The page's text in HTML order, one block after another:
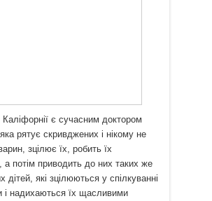
є сучасним доктором
рятує скривджених і нікому не
зцілює їх, робить їх
потім приводить до них таких же
дітей, які зцілюються у спілкуванні
і надихаються їх щасливими